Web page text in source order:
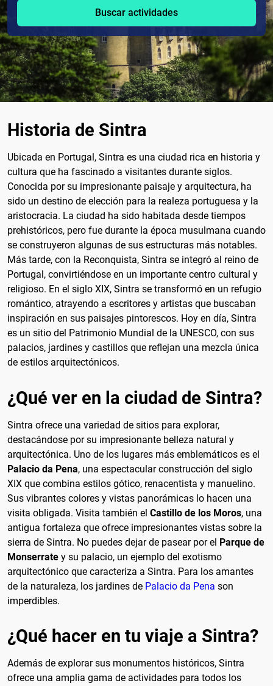
Buscar actividades
Historia de Sintra
Ubicada en Portugal, Sintra es una ciudad rica en historia y
cultura que ha fascinado a visitantes durante siglos.
Conocida por su impresionante paisaje y arquitectura, ha
sido un destino de elección para la realeza portuguesa y la
aristocracia. La ciudad ha sido habitada desde tiempos
prehistóricos, pero fue durante la época musulmana cuando
se construyeron algunas de sus estructuras más notables.
Más tarde, con la Reconquista, Sintra se integró al reino de
Portugal, convirtiéndose en un importante centro cultural y
religioso. En el siglo XIX, Sintra se transformó en un refugio
romántico, atrayendo a escritores y artistas que buscaban
inspiración en sus paisajes pintorescos. Hoy en día, Sintra
es un sitio del Patrimonio Mundial de la UNESCO, con sus
palacios, jardines y castillos que reflejan una mezcla única
de estilos arquitectónicos.
¿Qué ver en la ciudad de Sintra?
Sintra ofrece una variedad de sitios para explorar,
destacándose por su impresionante belleza natural y
arquitectónica. Uno de los lugares más emblemáticos es el
Palacio da Pena, una espectacular construcción del siglo
XIX que combina estilos gótico, renacentista y manuelino.
Sus vibrantes colores y vistas panorámicas lo hacen una
visita obligada. Visita también el Castillo de los Moros, una
antigua fortaleza que ofrece impresionantes vistas sobre la
sierra de Sintra. No puedes dejar de pasear por el Parque de
Monserrate y su palacio, un ejemplo del exotismo
arquitectónico que caracteriza a Sintra. Para los amantes
de la naturaleza, los jardines de Palacio da Pena son
imperdibles.
¿Qué hacer en tu viaje a Sintra?
Además de explorar sus monumentos históricos, Sintra
ofrece una amplia gama de actividades para todos los